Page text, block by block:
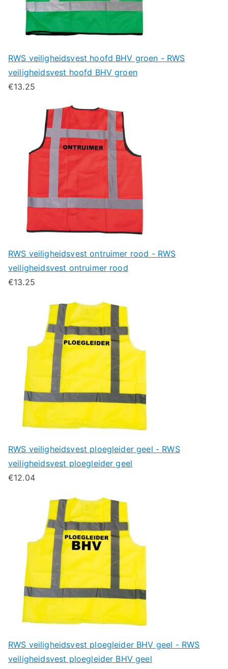
RWS veiligheidsvest hoofd BHV groen - RWS
veiligheidsvest hoofd BHV groen
€13.25
RWS veiligheidsvest ontruimer rood - RWS
veiligheidsvest ontruimer rood
€13.25
RWS veiligheidsvest ploegleider geel - RWS
veiligheidsvest ploegleider geel
€12.04
RWS veiligheidsvest ploegleider BHV geel - RWS
veiligheidsvest ploegleider BHV geel